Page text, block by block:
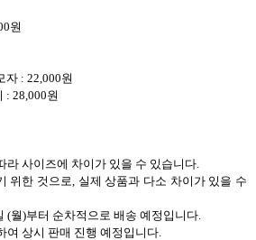
원
자 : 22,000원
: 28,000원
라 사이즈에 차이가 있을 수 있습니다.
위한 것으로, 실제 상품과 다소 차이가 있을 수
(월)부터 순차적으로 배송 예정입니다.
여 상시 판매 진행 예정입니다.